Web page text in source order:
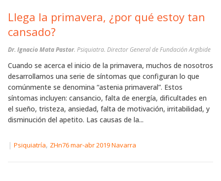
Llega la primavera, ¿por qué estoy tan
cansado?
Dr. Ignacio Mata Pastor . Psiquiatra. Director General de Fundación Argibide
Cuando se acerca el inicio de la primavera, muchos de nosotros
desarrollamos una serie de síntomas que configuran lo que
comúnmente se denomina “astenia primaveral”. Estos
síntomas incluyen: cansancio, falta de energía, dificultades en
el sueño, tristeza, ansiedad, falta de motivación, irritabilidad, y
disminución del apetito. Las causas de la...
| Psiquiatría, ZHn76 mar-abr 2019 Navarra